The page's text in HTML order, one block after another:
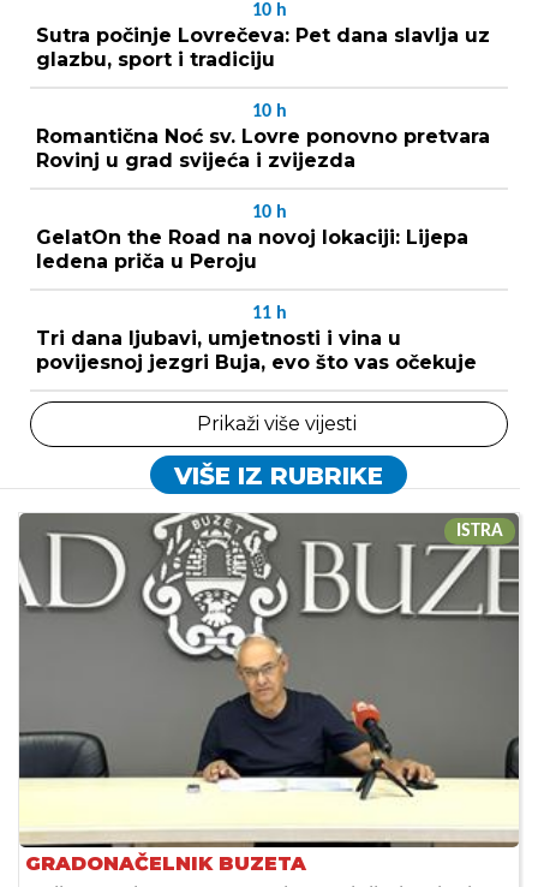
10 h
Sutra počinje Lovrečeva: Pet dana slavlja uz
glazbu, sport i tradiciju
10 h
Romantična Noć sv. Lovre ponovno pretvara
Rovinj u grad svijeća i zvijezda
10 h
GelatOn the Road na novoj lokaciji: Lijepa
ledena priča u Peroju
11 h
Tri dana ljubavi, umjetnosti i vina u
povijesnoj jezgri Buja, evo što vas očekuje
Prikaži više vijesti
VIŠE IZ RUBRIKE
ISTRA
GRADONAČELNIK BUZETA